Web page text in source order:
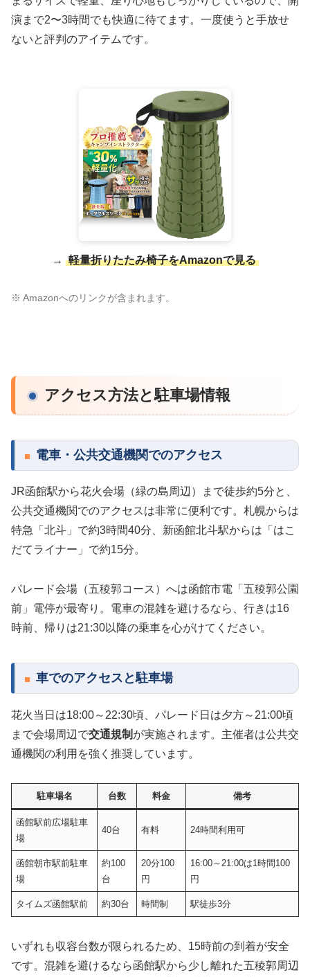
演まで2〜3時間でも快適に待てます。一度使うと手放せ
ないと評判のアイテムです。
→ 軽量折りたたみ椅子をAmazonで見る
※ Amazonへのリンクが含まれます。
アクセス方法と駐車場情報
電車・公共交通機関でのアクセス
JR函館駅から花火会場（緑の島周辺）まで徒歩約5分と、
公共交通機関でのアクセスは非常に便利です。札幌からは
特急「北斗」で約3時間40分、新函館北斗駅からは「はこ
だてライナー」で約15分。
パレード会場（五稜郭コース）へは函館市電「五稜郭公園
前」電停が最寄り。電車の混雑を避けるなら、行きは16
時前、帰りは21:30以降の乗車を心がけてください。
車でのアクセスと駐車場
花火当日は18:00～22:30頃、パレード日は夕方～21:00頃
まで会場周辺で交通規制 が実施されます。主催者は公共交
通機関の利用を強く推奨しています。
駐車場名 台数 料金 備考
函館駅前広場駐車
場
40台 有料 24時間利用可
函館朝市駅前駐車
場
約100
台
20分100
円
16:00～21:00は1時間100
円
タイムズ函館駅前 約30台 時間制 駅徒歩3分
いずれも収容台数が限られるため、15時前の到着が安全
です。混雑を避けるなら函館駅から少し離れた五稜郭周辺